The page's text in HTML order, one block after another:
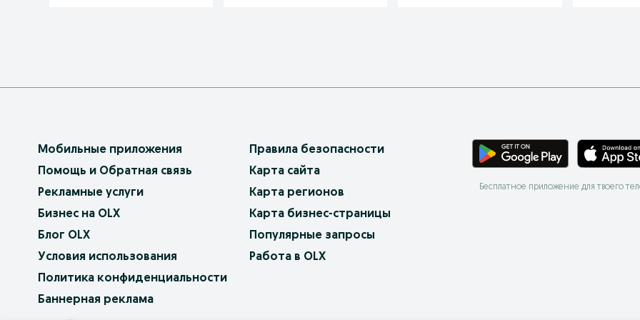
Мобильные приложения
Помощь и Обратная связь
Рекламные услуги
Бизнес на OLX
Блог OLX
Условия использования
Политика конфиденциальности
Баннерная реклама
Правила безопасности
Карта сайта
Карта регионов
Карта бизнес-страницы
Популярные запросы
Работа в OLX
Бесплатное приложение для твоего